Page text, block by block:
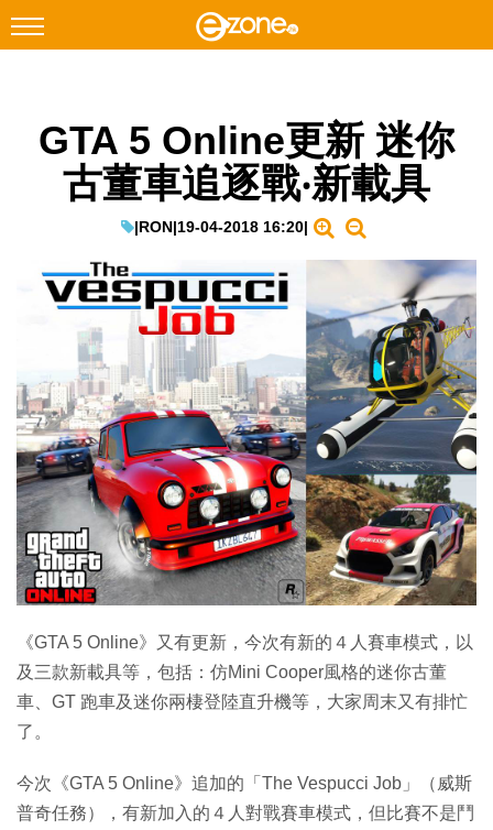
Facebook Instagram
科技焦點
教學評測
EduTech
IT Times
生成式AI與雲端應用
Enterprise Digital Transformation
特集
GTA 5 Online更新 迷你
古董車追逐戰‧新載具
|RON|19-04-2018 16:20|
《GTA 5 Online》又有更新，今次有新的４人賽車模式，以
及三款新載具等，包括：仿Mini Cooper風格的迷你古董
車、GT 跑車及迷你兩棲登陸直升機等，大家周末又有排忙
了。
今次《GTA 5 Online》追加的「The Vespucci Job」（威斯
普奇任務），有新加入的４人對戰賽車模式，但比賽不是鬥